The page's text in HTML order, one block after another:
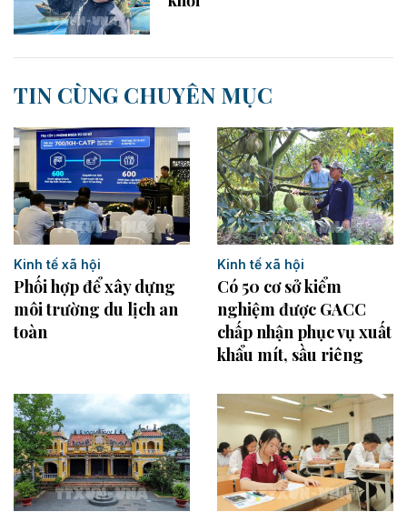
TIN CÙNG CHUYÊN MỤC
Kinh tế xã hội
Phối hợp để xây dựng
môi trường du lịch an
toàn
Kinh tế xã hội
Có 50 cơ sở kiểm
nghiệm được GACC
chấp nhận phục vụ xuất
khẩu mít, sầu riêng